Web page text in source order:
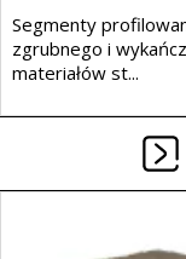
Segmenty
zgrubnego i
materiałów st...